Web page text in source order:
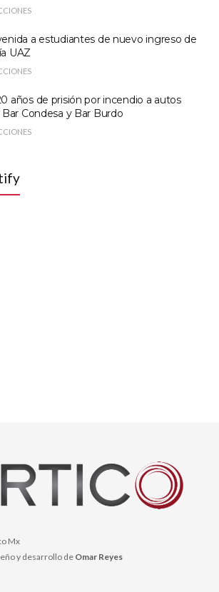
a estudiantes de nuevo ingreso de
UAZ
años de prisión por incendio a autos
Bar Condesa y Bar Burdo
Mx
y desarrollo de Omar Reyes